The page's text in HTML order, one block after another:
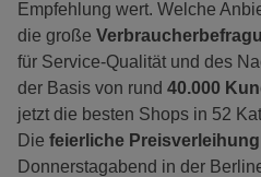
Empfehlung wert. Welche
die große
für Service-Qualität und des
der Basis von rund 40.000
jetzt die besten Shops in 52
Die feierliche Preisverleihung
Donnerstagabend in der